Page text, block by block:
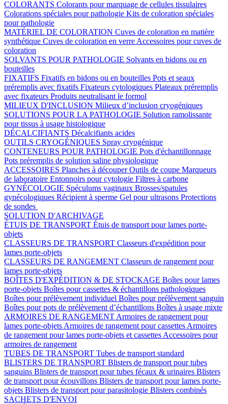
COLORANTS Colorants pour marquage de cellules tissulaires
Colorations spéciales pour pathologie Kits de coloration spéciales
pour pathologie
MATÉRIEL DE COLORATION Cuves de coloration en matière
synthétique Cuves de coloration en verre Accessoires pour cuves de
coloration
SOLVANTS POUR PATHOLOGIE Solvants en bidons ou en
bouteilles
FIXATIFS Fixatifs en bidons ou en bouteilles Pots et seaux
préremplis avec fixatifs Fixateurs cytologiques Plateaux préremplis
avec fixateurs Produits neutralisant le formol
MILIEUX D'INCLUSION Milieux d’inclusion cryogéniques
SOLUTIONS POUR LA PATHOLOGIE Solution ramolissante
pour tissus à usage histologique
DÉCALCIFIANTS Décalcifiants acides
OUTILS CRYOGÉNIQUES Spray cryogénique
CONTENEURS POUR PATHOLOGIE Pots d'échantillonnage
Pots préremplis de solution saline physiologique
ACCESSOIRES Planches à découperOutils de coupe Marqueurs
de laboratoire Entonnoirs pour cytologie Filtres à carbone
GYNÉCOLOGIE Spéculums vaginaux Brosses/spatules
gynécologiques Récipient à sperme Gel pour ultrasons Protections
de sondes
SOLUTION D'ARCHIVAGE
ÉTUIS DE TRANSPORT Étuis de transport pour lames porte-
objets
CLASSEURS DE TRANSPORT Classeurs d'expédition pour
lames porte-objets
CLASSEURS DE RANGEMENT Classeurs de rangement pour
lames porte-objets
BOÎTES D'EXPÉDITION & DE STOCKAGE Boîtes pour lames
porte-objets Boîtes pour cassettes & échantillons pathologiques
Boîtes pour prélèvement individuel Boîtes pour prélèvement sanguin
Boîtes pour pots de prélèvement d’échantillons Boîtes à usage mixte
ARMOIRES DE RANGEMENT Armoires de rangement pour
lames porte-objets Armoires de rangement pour cassettes Armoires
de rangement pour lames porte-objets et cassettes Accessoires pour
armoires de rangement
TUBES DE TRANSPORT Tubes de transport standard
BLISTERS DE TRANSPORT Blisters de transport pour tubes
sanguins Blisters de transport pour tubes fécaux & urinaires Blisters
de transport pour écouvillons Blisters de transport pour lames porte-
objets Blisters de transport pour parasitologie Blisters combinés
SACHETS D'ENVOI